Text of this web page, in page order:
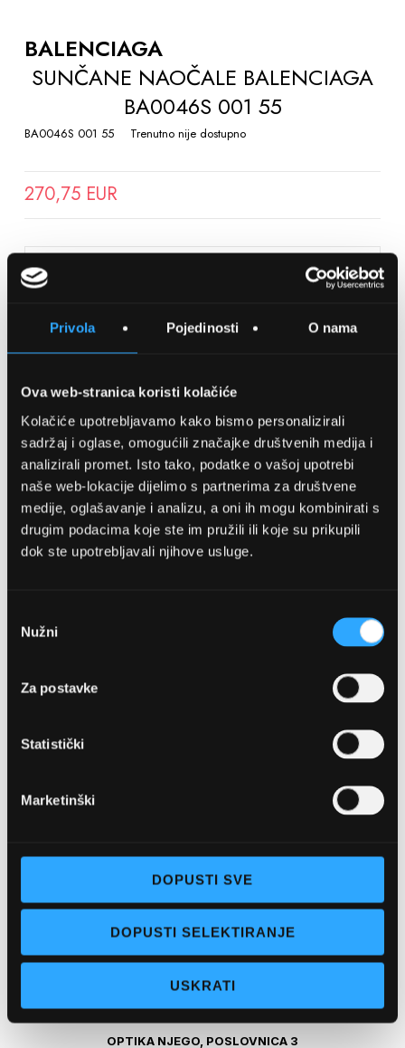
Privola Pojedinosti O nama
Ova web-stranica koristi kolačiće
Kolačiće upotrebljavamo kako bismo personalizirali
sadržaj i oglase, omogućili značajke društvenih medija i
analizirali promet. Isto tako, podatke o vašoj upotrebi
naše web-lokacije dijelimo s partnerima za društvene
medije, oglašavanje i analizu, a oni ih mogu kombinirati s
drugim podacima koje ste im pružili ili koje su prikupili
dok ste upotrebljavali njihove usluge.
pristanka
Nužni
Za postavke
Statistički
Marketinški
DOPUSTI SVE
DOPUSTI SELEKTIRANJE
USKRATI
THE
BEGINNING
OF
GALLERY
BALENCIAGA
SUNČANE NAOČALE BALENCIAGA
BA0046S 001 55
BA0046S 001 55 Trenutno nije dostupno
270,75 EUR
SPREMITE NA LISTU ŽELJA
Detalji
OPTIKA NJEGO, POSLOVNICA 1
Pon - pet: 07 - 21h,
Sub: 07-21h
webshop@optikanjego.hr
OPTIKA NJEGO, POSLOVNICA 3